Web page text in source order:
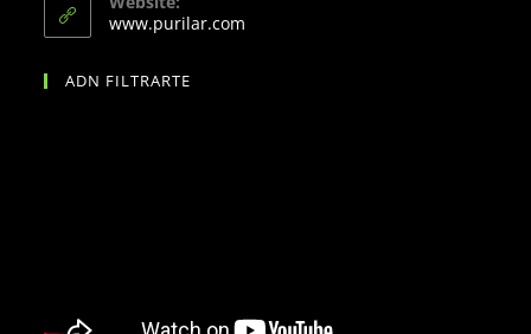
www.purilar.com
ADN FILTRARTE